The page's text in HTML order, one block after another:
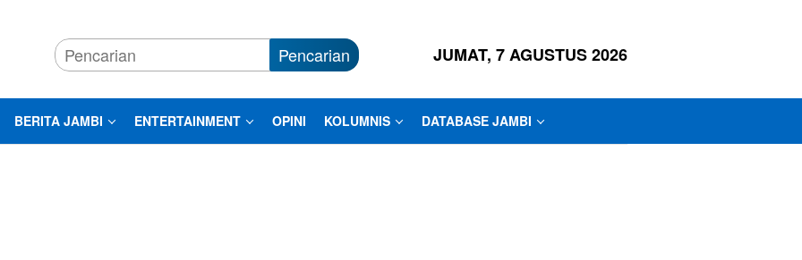
Pencarian JUMAT, 7 AGUSTUS 2026
BERITA JAMBI ENTERTAINMENT OPINI KOLUMNIS DATABASE JAMBI